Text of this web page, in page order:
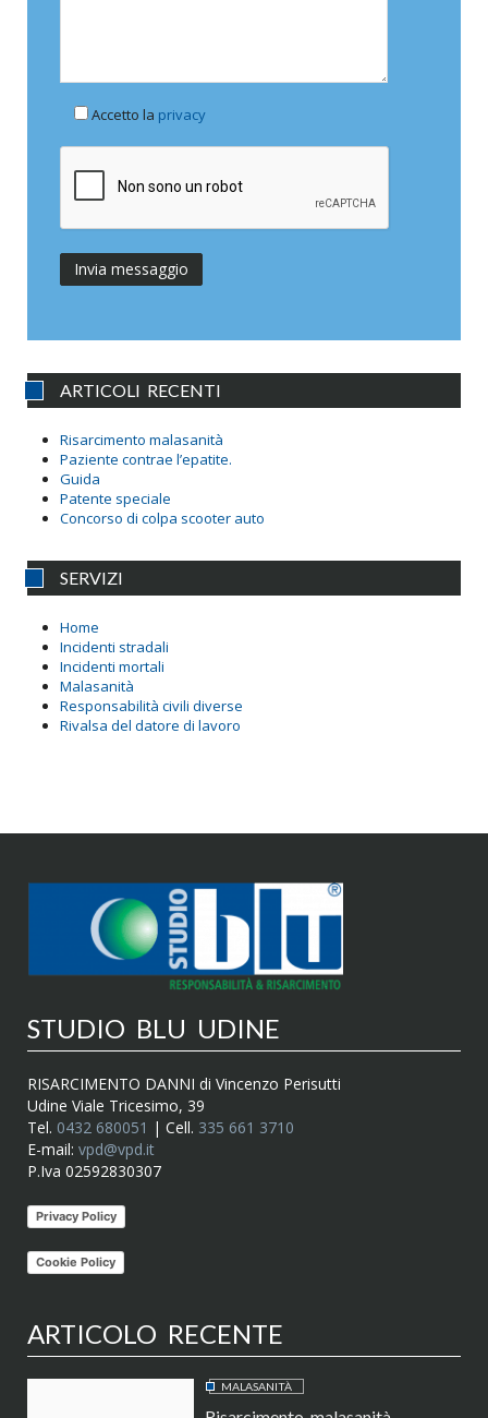
Accetto la privacy
ARTICOLI RECENTI
Risarcimento malasanità
Paziente contrae l’epatite.
Guida
Patente speciale
Concorso di colpa scooter auto
SERVIZI
Home
Incidenti stradali
Incidenti mortali
Malasanità
Responsabilità civili diverse
Rivalsa del datore di lavoro
STUDIO BLU UDINE
RISARCIMENTO DANNI di Vincenzo Perisutti
Udine Viale Tricesimo, 39
Tel. 0432 680051 | Cell. 335 661 3710
E-mail: vpd@vpd.it
P.Iva 02592830307
Privacy Policy
Cookie Policy
ARTICOLO RECENTE
MALASANITÀ